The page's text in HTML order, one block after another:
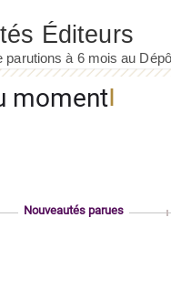
moment
Nouveautés parues